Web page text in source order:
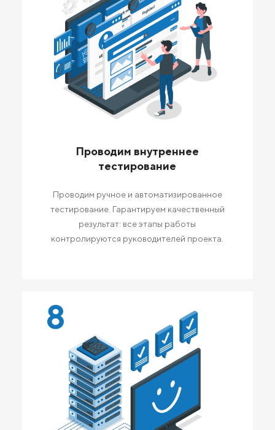
Проводим внутреннее
тестирование
Проводим ручное и автоматизированное
тестирование. Гарантируем качественный
результат: все этапы работы
контролируются руководителей проекта.
8